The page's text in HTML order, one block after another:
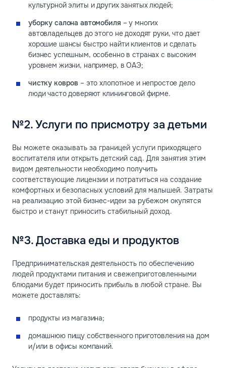
культурной элиты и других занятых людей;
уборку салона автомобиля – у многих
автовладельцев до этого не доходят руки, что дает
хорошие шансы быстро найти клиентов и сделать
бизнес успешным, особенно в странах с высоким
уровнем жизни, например, в ОАЭ;
чистку ковров – это хлопотное и непростое дело
люди часто доверяют клининговой фирме.
№2. Услуги по присмотру за детьми
Вы можете оказывать за границей услуги приходящего
воспитателя или открыть детский сад. Для занятия этим
видом деятельности необходимо получить
соответствующие лицензии и потратиться на создание
комфортных и безопасных условий для малышей. Затраты
на реализацию этой бизнес-идеи за рубежом окупятся
быстро и станут приносить стабильный доход.
№3. Доставка еды и продуктов
Предпринимательская деятельность по обеспечению
людей продуктами питания и свежеприготовленными
блюдами будет приносить прибыль в любой стране. Вы
можете доставлять:
продукты из магазина;
домашнюю пищу собственного приготовления на дом
и/или в офисы компаний.